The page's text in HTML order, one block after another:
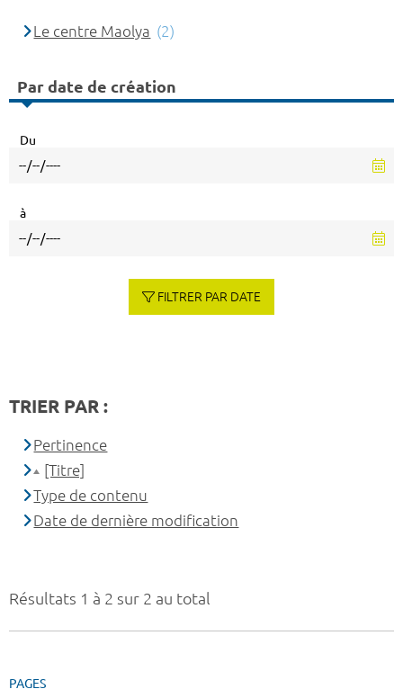
Résultats 1 à 2 sur 2 au total
PAGES
Le centre Maolya (2)
Par date de création
Du
à
FILTRER PAR DATE
TRIER PAR :
Pertinence
[Titre]
Type de contenu
Date de dernière modification